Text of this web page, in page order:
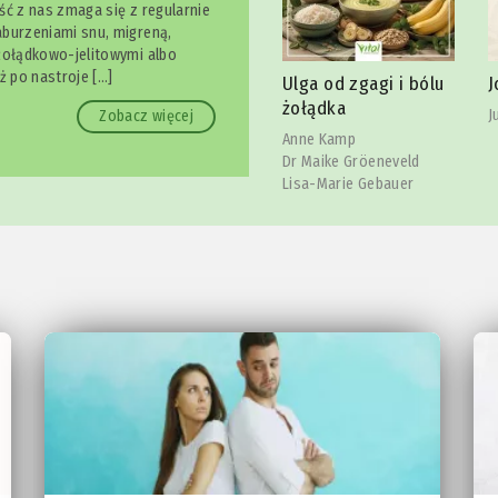
z nas zmaga się z regularnie
snu, migreną,
jelitowymi albo
po nastroje […]
Zobacz więcej
Ulga od zgagi i bólu
żołądka
Anne Kamp
Joga szczęki
Julia Reindl